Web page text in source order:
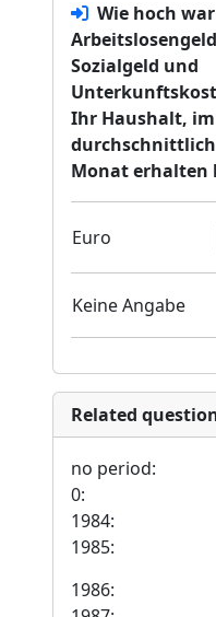
Wie hoch
Sozialgeld und
Ihr Haushalt,
Monat erhalten
Euro
Keine Angabe
Related
no period:
0:
1984:
1985:
1986: